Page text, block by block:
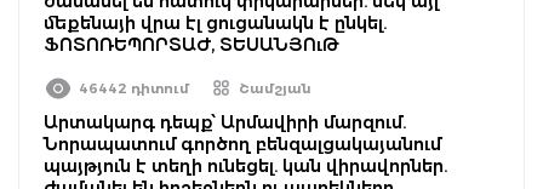
մեքենայի վրա էլ ցուցանակն է ընկել.
ՖՈՏՈՌԵՊՈՐՏԱԺ, ՏԵՍԱՆՅՈւԹ
46442 դիտում Շամշյան
Արտակարգ դեպք՝ Արմավիրի մարզում.
Նորապատում գործող բենզալցակայանում
պայթյուն է տեղի ունեցել. կան վիրավորներ.